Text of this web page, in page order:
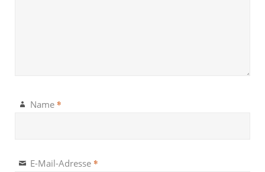
Name *
E-Mail-Adresse *